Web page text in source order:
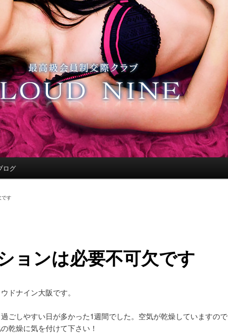
ログ
です
ョンは必要不可欠です
ドナイン大阪です。
ごしやすい日が多かった1週間でした。空気が乾燥していますので
乾燥に気を付けて下さい！